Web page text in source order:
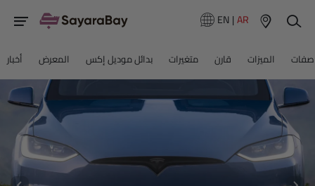
EN|AR
الميزات قارن متغيرات بدائل موديل إكس المعرض أخبار